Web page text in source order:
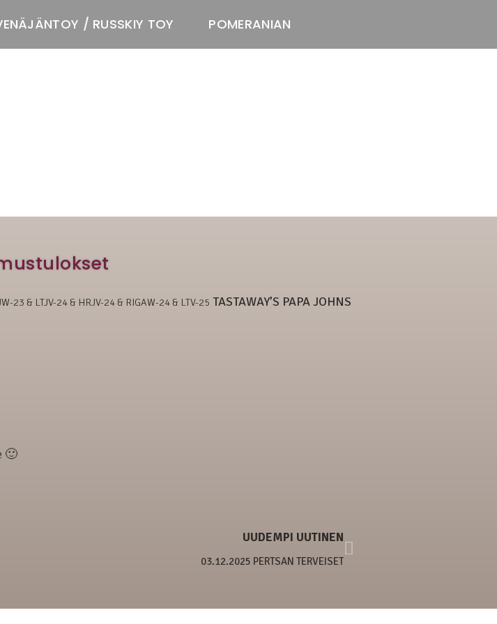
/ RUSSKIY TOY POMERANIAN
pomeranian
23 & LTJV-24 & HRJV-24 & RIGAW-24 & LTV-25 TASTAWAY’S PAPA JOHNS
🙂
UUDEMPI UUTINEN
03.12.2025 PERTSAN TERVEISET